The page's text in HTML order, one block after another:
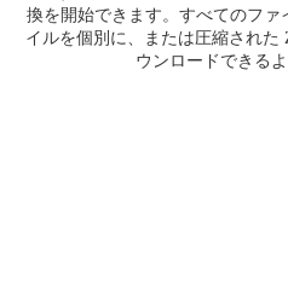
換を開始できます。すべてのファ
イルを個別に、または圧縮された
ウンロードできる